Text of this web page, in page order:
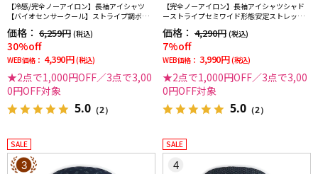
【冷感/完全ノーアイロン】長袖アイシャツ
【バイオセンサークール】ストライプ調ボタ
ンダウンストライプ形態安定ストレッチ防汚
効果吸汗速乾ワイシャツ春夏
価格： 6,259円 (税込)
30%off
WEB価格： 4,390円 (税込)
★2点で1,000円OFF／3点で3,00
0円OFF対象
5.0 （2）
【完全ノーアイロン】長袖アイシャツシャド
ーストライプセミワイド形態安定ストレッチ
吸汗速乾ワイシャツ通年
価格： 4,290円 (税込)
7%off
WEB価格： 3,990円 (税込)
★2点で1,000円OFF／3点で3,00
0円OFF対象
5.0 （2）
SALE
3
SALE
4